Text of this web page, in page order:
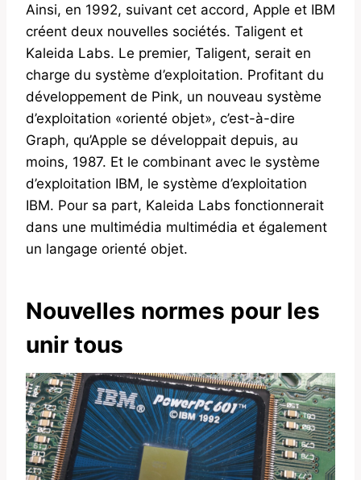
Ainsi, en 1992, suivant cet accord, Apple et IBM
créent deux nouvelles sociétés. Taligent et
Kaleida Labs. Le premier, Taligent, serait en
charge du système d’exploitation. Profitant du
développement de Pink, un nouveau système
d’exploitation «orienté objet», c’est-à-dire
Graph, qu’Apple se développait depuis, au
moins, 1987. Et le combinant avec le système
d’exploitation IBM, le système d’exploitation
IBM. Pour sa part, Kaleida Labs fonctionnerait
dans une multimédia multimédia et également
un langage orienté objet.
Nouvelles normes pour les
unir tous